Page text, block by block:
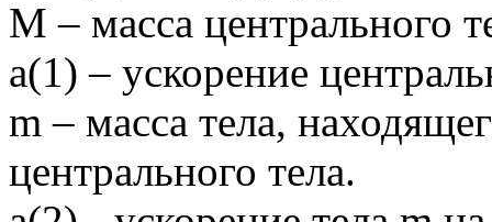
M – масса центрального
a(1) – ускорение
m – масса тела,
центрального тела.